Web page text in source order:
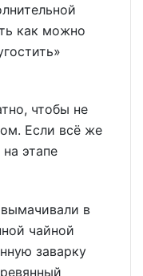
как можно
чтобы не
Если всё же
этапе
в
чайной
заварку